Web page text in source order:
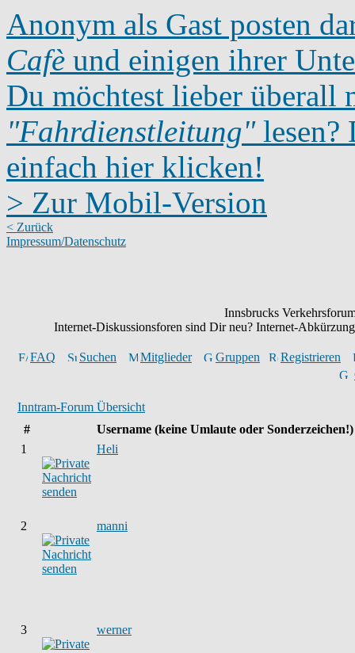
Anonym als Gast posten
Cafè und einigen ihrer
Du möchtest lieber überall
"Fahrdienstleitung"lesen?
einfach hier klicken!
> Zur Mobil-Version
< Zurück
Impressum/Datenschutz
Innsbrucks
Internet-Diskussionsforen sind Dir neu? Internet-
FAQ Suchen Mitglieder Gruppen
Registrieren
Inntram-Forum Übersicht
#
Username (keine Umlaute oder Sonderzeichen!)
1
Heli
2 manni
3 werner